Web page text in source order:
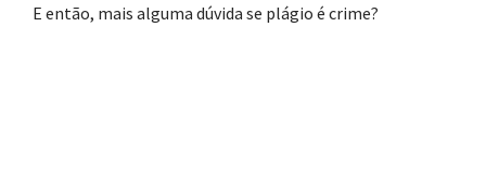
E então, mais alguma dúvida se plágio é crime?